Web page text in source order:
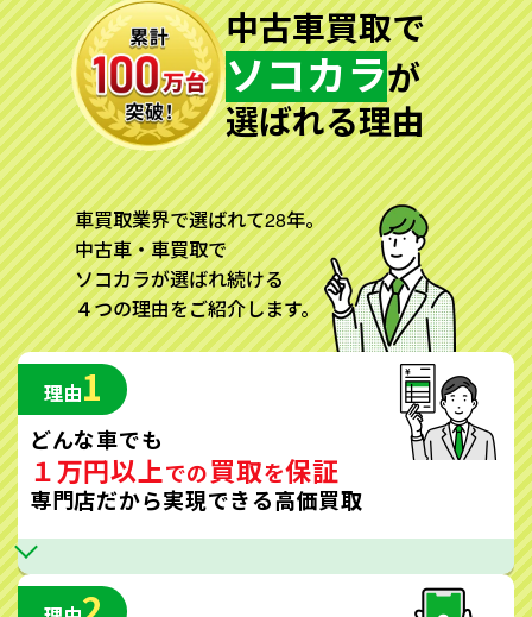
中古車買取で
ソコカラが
選ばれる理由
車買取業界で選ばれて28年。
中古車・車買取で
ソコカラが選ばれ続ける
４つの理由をご紹介します。
理由1
どんな車でも
１万円以上での買取を保証
専門店だから実現できる高価買取